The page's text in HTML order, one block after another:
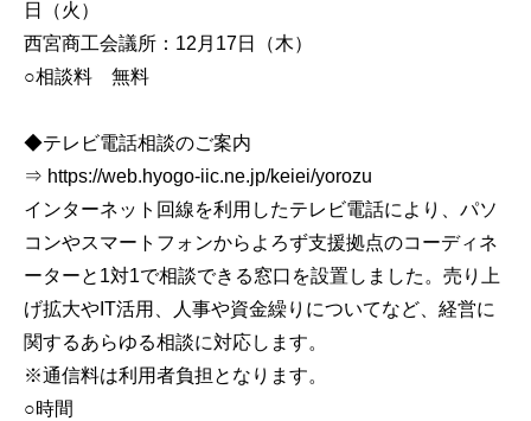
日（火）
西宮商工会議所：12月17日（木）
○相談料 無料
◆テレビ電話相談のご案内
⇒ https://web.hyogo-iic.ne.jp/keiei/yorozu
インターネット回線を利用したテレビ電話により、パソ
コンやスマートフォンからよろず支援拠点のコーディネ
ーターと1対1で相談できる窓口を設置しました。売り上
げ拡大やIT活用、人事や資金繰りについてなど、経営に
関するあらゆる相談に対応します。
※通信料は利用者負担となります。
○時間